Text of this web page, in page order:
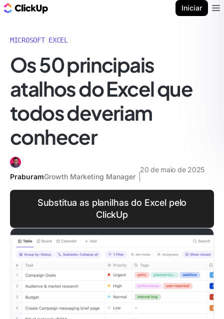
Iniciar
MICROSOFT EXCEL
Os 50 principais
atalhos do Excel que
todos deveriam
conhecer
PraburamGrowth Marketing Manager
20 de maio de 2025
Substitua as planilhas do Excel pelo
ClickUp